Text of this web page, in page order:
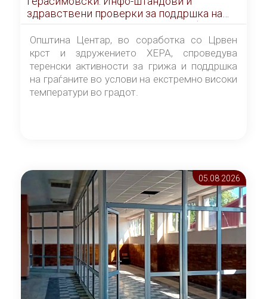
здравствени проверки за поддршка на
граѓаните во услови на топлотен бран
Општина Центар, во соработка со Црвен
крст и здружението ХЕРА, спроведува
теренски активности за грижа и поддршка
на граѓаните во услови на екстремно високи
температури во градот.
05.08 2026